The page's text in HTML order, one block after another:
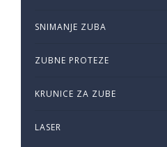
SNIMANJE ZUBA
ZUBNE PROTEZE
KRUNICE ZA ZUBE
LASER